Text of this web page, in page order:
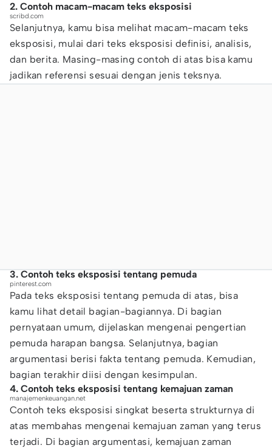
2. Contoh macam-macam teks eksposisi
scribd.com
Selanjutnya, kamu bisa melihat macam-macam teks
eksposisi, mulai dari teks eksposisi definisi, analisis,
dan berita. Masing-masing contoh di atas bisa kamu
jadikan referensi sesuai dengan jenis teksnya.
3. Contoh teks eksposisi tentang pemuda
pinterest.com
Pada teks eksposisi tentang pemuda di atas, bisa
kamu lihat detail bagian-bagiannya. Di bagian
pernyataan umum, dijelaskan mengenai pengertian
pemuda harapan bangsa. Selanjutnya, bagian
argumentasi berisi fakta tentang pemuda. Kemudian,
bagian terakhir diisi dengan kesimpulan.
4. Contoh teks eksposisi tentang kemajuan zaman
manajemenkeuangan.net
Contoh teks eksposisi singkat beserta strukturnya di
atas membahas mengenai kemajuan zaman yang terus
terjadi. Di bagian argumentasi, kemajuan zaman